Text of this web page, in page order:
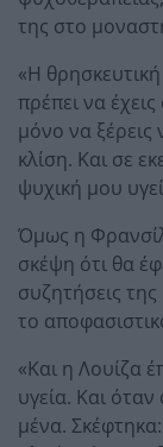
της στο
«Η
πρέπει να
μόνο να ξέρεις
κλίση. Και σε
ψυχική μου
Όμως η
σκέψη ότι θα
συζητήσεις
το
«Και η Λουίζα
υγεία. Και
μένα.